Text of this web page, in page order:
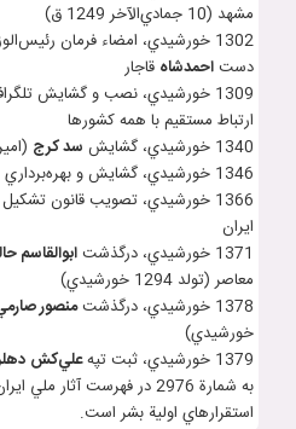
مشهد (10 جمادي‌الآخر 1249 ق)
1302 خورشيدي، امضاء فرمان رئيس‌الوزرايي
دستاحمدشاهقاجار
1309 خورشيدي، نصب و گشايش
ارتباط مستقيم با همه کشورها
1340 خورشيدي، گشايش
سد کرج
1346 خورشيدي، گشايش و بهره‌برداري از
1366 خورشيدي، تصويب قانون
ايران
1371 خورشيدي، درگذشت
ابوالقاسم
معاصر (تولد 1294 خورشيدي)
1378 خورشيدي، درگذشت
منصور صارمي
خورشيدي)
1379 خورشيدي، ثبت تپه
عليکش
به ‌شمارة 2976 در فهرست آثار
استقرارهاي اولية بشر است.